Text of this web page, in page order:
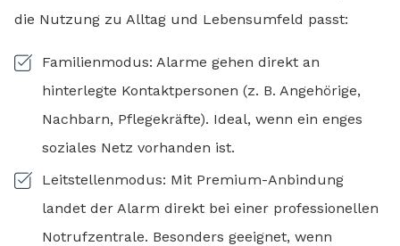
die Nutzung zu Alltag und Lebensumfeld passt:
Familienmodus: Alarme gehen direkt an
hinterlegte Kontaktpersonen (z. B. Angehörige,
Nachbarn, Pflegekräfte). Ideal, wenn ein enges
soziales Netz vorhanden ist.
Leitstellenmodus: Mit Premium-Anbindung
landet der Alarm direkt bei einer professionellen
Notrufzentrale. Besonders geeignet, wenn